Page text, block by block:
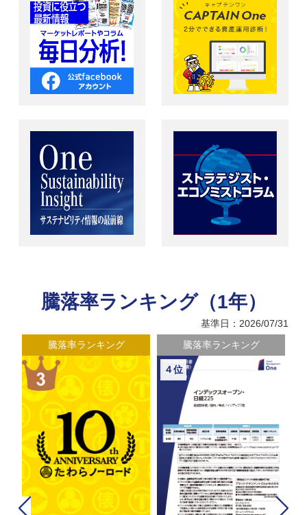
騰落率ランキング（1年）
基準日：2026/07/31
騰落率ランキング 騰落率ランキング
４位